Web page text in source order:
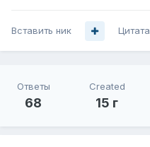
Вставить ник Цитата
Ответы
68
Created
15 г